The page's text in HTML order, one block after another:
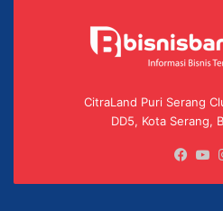
CitraLand Puri Serang
DD5, Kota Serang,